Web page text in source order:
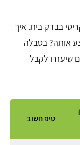
בבדק בית. איך
אותה? בטבלה
שיעזרו לקבל
טיפ חשוב